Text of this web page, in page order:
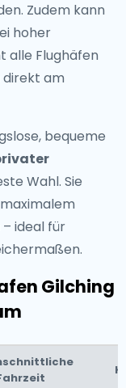
Zudem kann
hoher
alle Flughäfen
am
bequeme
Wahl. Sie
ideal für
Gilching